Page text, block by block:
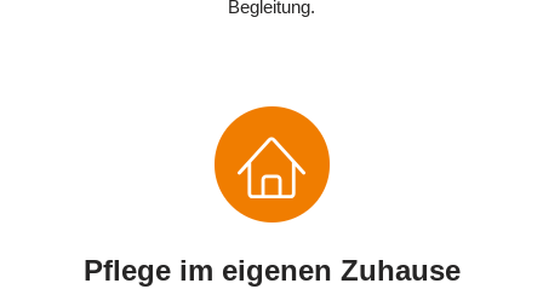
Begleitung.
Pflege im eigenen Zuhause